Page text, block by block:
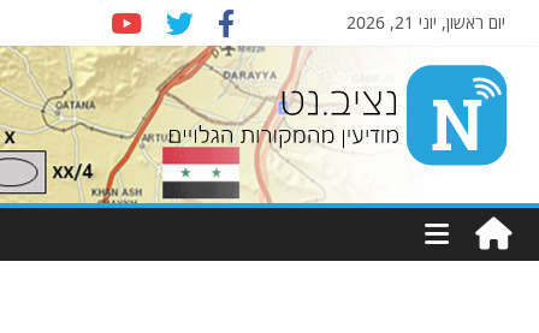
יום ראשון, יוני 21, 2026
Nziv.net
מודיעין
מהמקורות